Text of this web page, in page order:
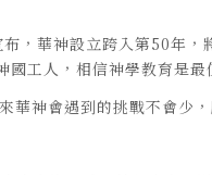
，華神設立跨入第50年，
工人，相信神學教育是最
華神會遇到的挑戰不會少